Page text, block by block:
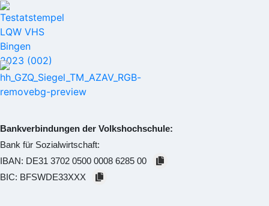
Bankverbindungen der Volkshochschule:
Bank für Sozialwirtschaft:
IBAN: DE31 3702 0500 0008 6285 00
BIC: BFSWDE33XXX